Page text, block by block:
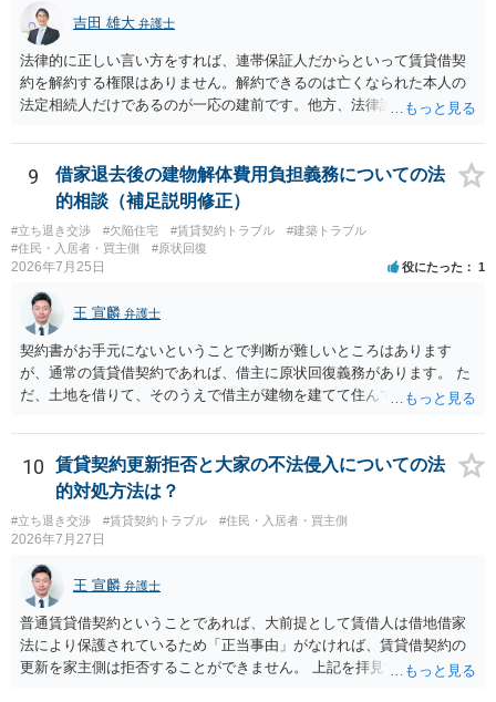
れます。 建物が未登記であること自体は、賃貸借契約の有効性を直ち
に否定するものではなく、引渡しがされていれば賃貸借の効力は原則
有効とされています。 今後の交渉では、①現在は普通借家契約が継続
しており定期借家への変更に合意していないこと、②貸主側の事情
（誰が所有者で誰が実際に住む予定か等）を具体的に書面で説明して
ほしいこと、③自分たちの居住継続の必要性を丁寧に伝えること、を
基本方針としたうえで、仮に一定時期の退去を検討する場合には、立
退料・引越費用・原状回復費用負担などの条件を明確にした書面を作
成することが重要です。 契約書では、更新条項・解除条項・期間の定
め・定期借家に関する記載の有無、これまでの更新時の合意内容
（「今回で最後」などの文言）が、借主不利な特約として無効になり
得るかどうかも含めて検討ポイントになりますので、署名押印前に内
容を十分に確認し、不明点は弁護士に相談することをおすすめしま
す。
吉田 雄大 弁護士
法律的に正しい言い方をすれば、連帯保証人だからといって賃貸借契
約を解約する権限はありません。解約できるのは亡くなられた本人の
法定相続人だけであるのが一応の建前です。他方、法律論はさてお
する動機づけがなくなります。 今回進められつつある手続はあくまで
も、建物を賃貸人に一日も早く明け渡すための便宜的方法として理解
するのが良いと思います。またその方法で進めた方が、連帯保証人で
あるお知り合いさんにとっても、自身の経済的負担を最小限に食い止
められるため望ましいやり方だといえます。
9
借家退去後の建物解体費用負担義務についての法
的相談（補足説明修正）
#立ち退き交渉 #欠陥住宅 #賃貸契約トラブル
#建築トラブル
#住民・入居者・買主側
#原状回復
2026年7月25日 役にたった 1
王 宣麟 弁護士
契約書がお手元にないということで判断が難しいところはあります
が、通常の賃貸借契約であれば、借主に原状回復義務があります。 た
だ、土地を借りて、そのうえで借主が建物を建てて住んでいたケース
であれば、建物を収去して土地を明渡す義務は原則生じないはずで
す。 その後、建物を平屋に立て替えた場合であっても、貸主の承諾を
得ているのであれば、単純に費用を捻出した側に平屋の所有権が帰属
する、という話になるわけでもないように思います。 そのため、現
状、解体費用を負担することが明確な案件ではないため、まずは相手
に請求の根拠（なぜ当方が平屋の解体費用を負担しなければならない
のか）を確認されてみてはいかがでしょうか。
10
賃貸契約更新拒否と大家の不法侵入についての法
的対処方法は？
#立ち退き交渉 #賃貸契約トラブル #住民・入居者・買主側
2026年7月27日
王 宣麟 弁護士
普通賃貸借契約ということであれば、大前提として賃借人は借地借家
法により保護されているため「正当事由」がなければ、賃貸借契約の
更新を家主側は拒否することができません。 上記を拝見する限り、通